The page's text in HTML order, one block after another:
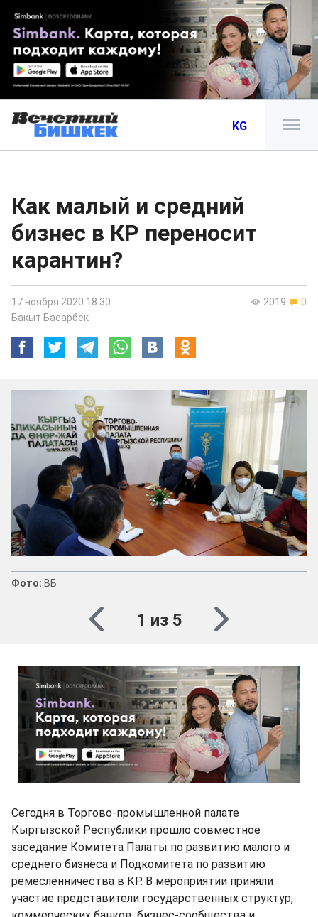
KG
Как малый и средний
бизнес в КР переносит
карантин?
2019 0
17 ноября 2020 18:30
Бакыт Басарбек
Фото: ВБ
1 из 5
Сегодня в Торгово-промышленной палате
Кыргызской Республики прошло совместное
заседание Комитета Палаты по развитию малого и
среднего бизнеса и Подкомитета по развитию
ремесленничества в КР. В мероприятии приняли
участие представители государственных структур,